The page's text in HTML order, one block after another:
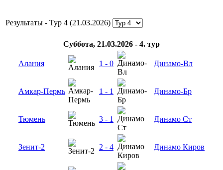
Результаты - Тур 4 (21.03.2026)
Суббота, 21.03.2026 - 4. тур
Алания 1 - 0 Динамо-Вл
Амкар-Пермь 1 - 1 Динамо-Бр
Тюмень 3 - 1 Динамо Ст
Зенит-2 2 - 4 Динамо Киров